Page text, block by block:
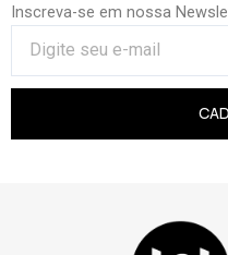
Inscreva-se em nossa